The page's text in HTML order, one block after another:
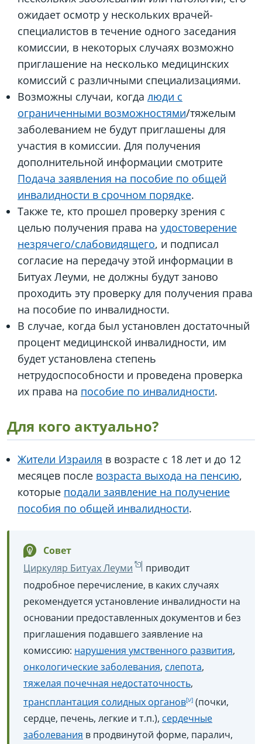
ожидает осмотр у нескольких врачей-
специалистов в течение одного заседания
комиссии, в некоторых случаях возможно
приглашение на несколько медицинских
комиссий с различными специализациями.
Возможны случаи, когда люди с
ограниченными возможностями/тяжелым
заболеванием не будут приглашены для
участия в комиссии. Для получения
дополнительной информации смотрите
Подача заявления на пособие по общей
инвалидности в срочном порядке.
Также те, кто прошел проверку зрения с
целью получения права на удостоверение
незрячего/слабовидящего, и подписал
согласие на передачу этой информации в
Битуах Леуми, не должны будут заново
проходить эту проверку для получения права
на пособие по инвалидности.
В случае, когда был установлен достаточный
процент медицинской инвалидности, им
будет установлена степень
нетрудоспособности и проведена проверка
их права на пособие по инвалидности.
Для кого актуально?
Жители Израиля в возрасте с 18 лет и до 12
месяцев после возраста выхода на пенсию,
которые подали заявление на получение
пособия по общей инвалидности.
Совет
Циркуляр Битуах Леуми
приводит
подробное перечисление, в каких случаях
рекомендуется установление инвалидности на
основании предоставленных документов и без
приглашения подавшего заявление на
комиссию: нарушения умственного развития,
онкологические заболевания, слепота,
тяжелая почечная недостаточность,
трансплантация солидных органов
(почки,
сердце, печень, легкие и т.п.), сердечные
заболевания в продвинутой форме, паралич,